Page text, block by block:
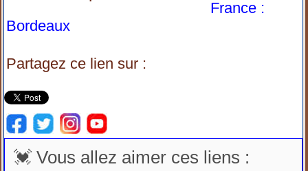
France :
Bordeaux
Partagez ce lien sur :
💓 Vous allez aimer ces liens :